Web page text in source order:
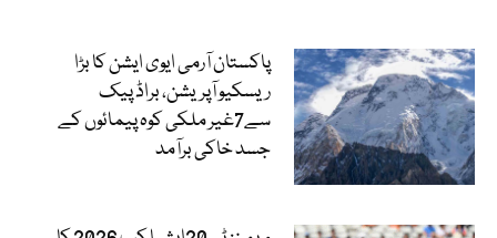
پاکستان آرمی ایوی ایشن کا بڑا
ریسکیو آپریشن، براڈ پیک
سے7غیر ملکی کوہ پیمائوں کے
جسد خاکی برآمد